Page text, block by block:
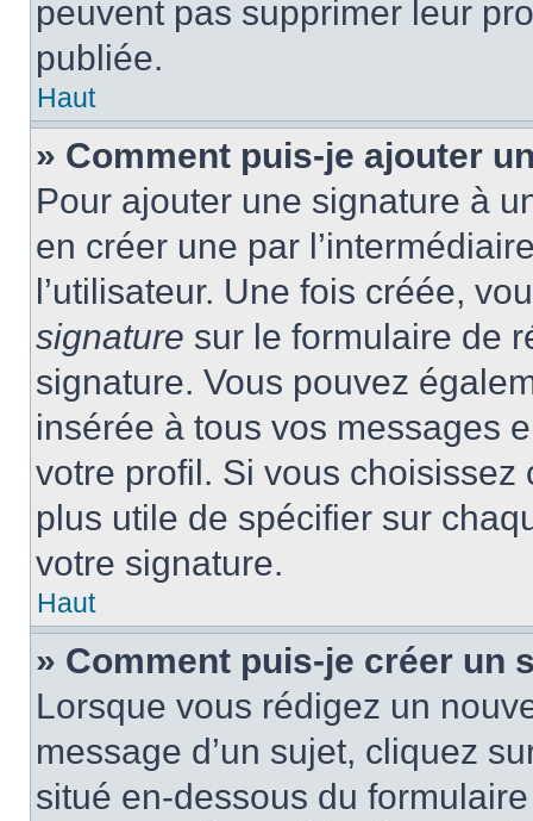
peuvent pas supprimer leur
publiée.
Haut
» Comment puis-je ajouter
Pour ajouter une signature à
en créer une par
l’utilisateur. Une fois créée,
signature sur le formulaire de
signature. Vous pouvez
insérée à tous vos messages
votre profil. Si vous
plus utile de spécifier sur
votre signature.
Haut
» Comment puis-je créer un
Lorsque vous rédigez un
message d’un sujet, cliquez
situé en-dessous du